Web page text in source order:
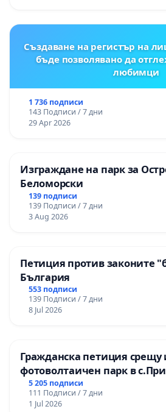
Създаване на регистър на
бъде позволявано да
любимци
1 736 подписи
143 Подписи / 7 дни
29 Apr 2026
Изграждане на парк за
Беломорски
139 подписи
139 Подписи / 7 дни
3 Aug 2026
Петиция против законите
България
553 подписи
139 Подписи / 7 дни
8 Jul 2026
Гражданска петиция срещу
фотоволтаичен парк в
Радомир
5 205 подписи
111 Подписи / 7 дни
1 Jul 2026